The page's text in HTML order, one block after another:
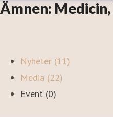
Ämnen:
Nyheter (11)
Media (22)
Event (0)